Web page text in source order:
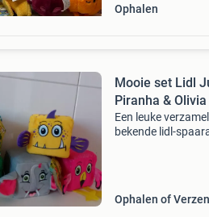
Ophalen
Mooie set Lidl
Piranha & Olivia
Een leuke
bekende lidl-
Ophalen of